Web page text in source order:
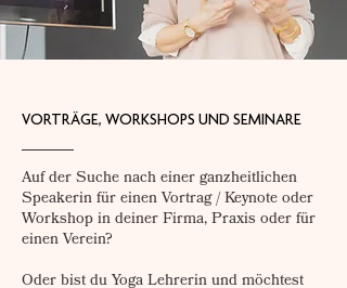
VORTRÄGE, WORKSHOPS UND SEMINARE
Auf der Suche nach einer ganzheitlichen
Speakerin für einen Vortrag / Keynote oder
Workshop in deiner Firma, Praxis oder für
einen Verein?
Oder bist du Yoga Lehrerin und möchtest